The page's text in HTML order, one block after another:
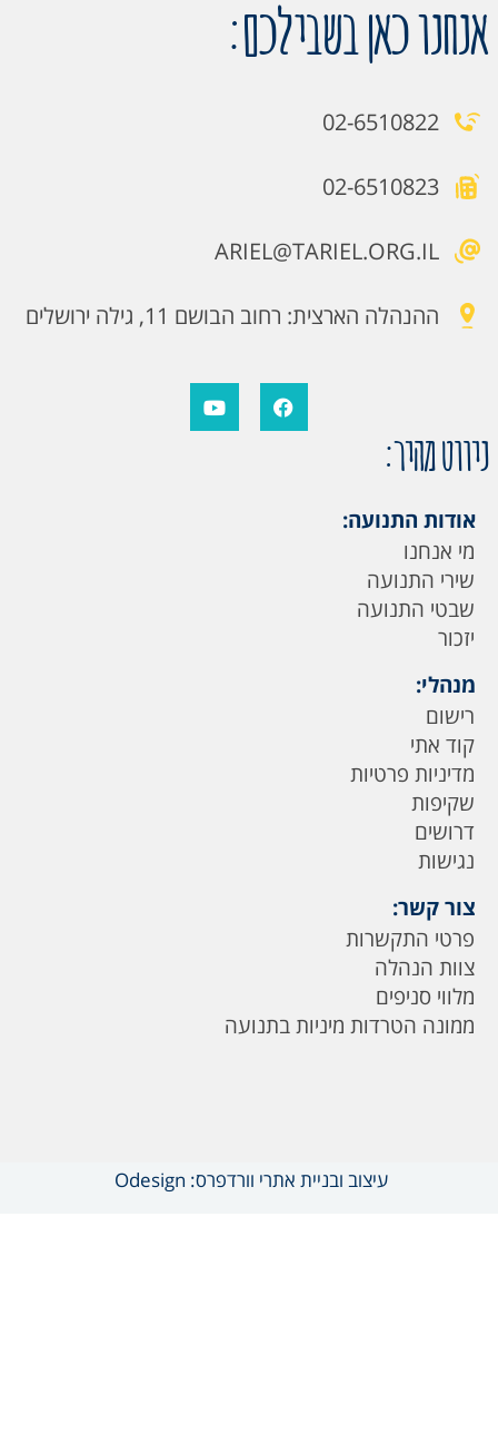
אנחנו כאן בשבילכם:
02-6510822
02-6510823
ARIEL@TARIEL.ORG.IL
ההנהלה הארצית: רחוב הבושם 11, גילה ירושלים
ניווט מהיר:
אודות התנועה:
מי אנחנו
שירי התנועה
שבטי התנועה
יזכור
מנהלי:
רישום
קוד אתי
מדיניות פרטיות
שקיפות
דרושים
נגישות
צור קשר:
פרטי התקשרות
צוות הנהלה
מלווי סניפים
ממונה הטרדות מיניות בתנועה
עיצוב ובניית אתרי וורדפרס: Odesign